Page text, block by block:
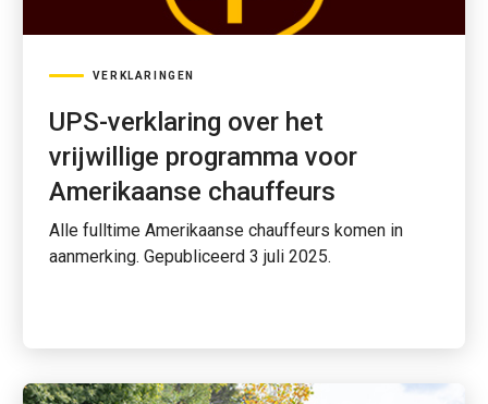
VERKLARINGEN
UPS-verklaring over het
vrijwillige programma voor
Amerikaanse chauffeurs
Alle fulltime Amerikaanse chauffeurs komen in
aanmerking. Gepubliceerd 3 juli 2025.